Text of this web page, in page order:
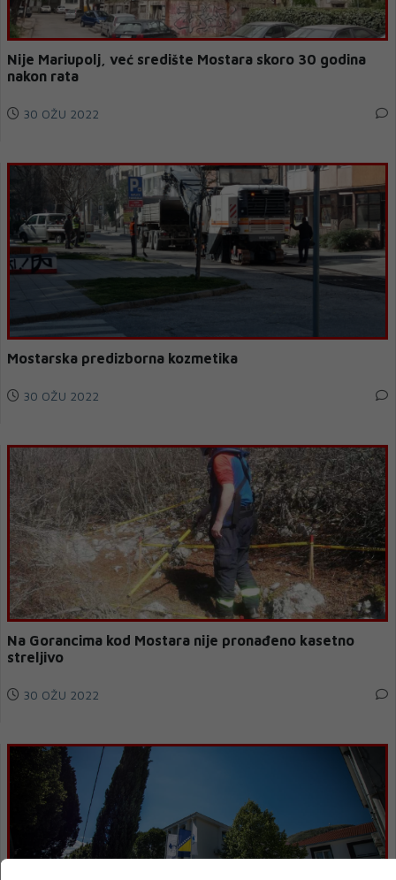
Nije Mariupolj, već središte Mostara skoro 30 godina
nakon rata
30 OŽU 2022
Mostarska predizborna kozmetika
30 OŽU 2022
Na Gorancima kod Mostara nije pronađeno kasetno
streljivo
30 OŽU 2022